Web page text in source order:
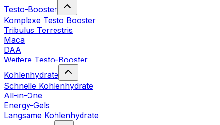
Testo-Booster
Komplexe Testo Booster
Tribulus Terrestris
Maca
DAA
Weitere Testo-Booster
Kohlenhydrate
Schnelle Kohlenhydrate
All-in-One
Energy-Gels
Langsame Kohlenhydrate